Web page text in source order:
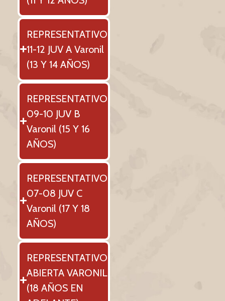
REPRESENTATIVO
11-12 JUV A Varonil
(13 Y 14 AÑOS)
REPRESENTATIVO
09-10 JUV B
Varonil (15 Y 16
AÑOS)
REPRESENTATIVO
07-08 JUV C
Varonil (17 Y 18
AÑOS)
REPRESENTATIVO
ABIERTA VARONIL
(18 AÑOS EN